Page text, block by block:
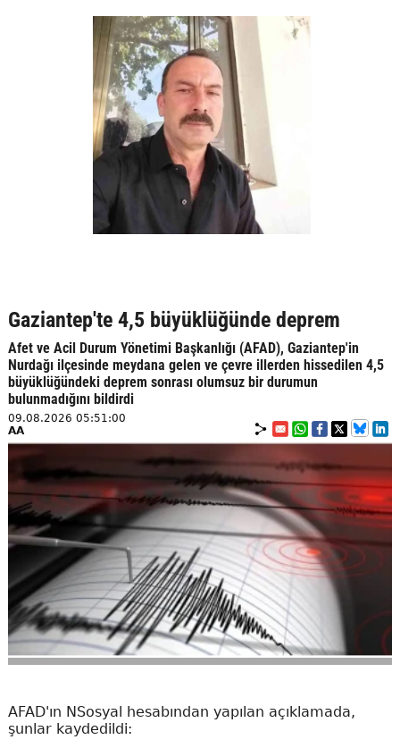
Gaziantep'te 4,5 büyüklüğünde deprem
Afet ve Acil Durum Yönetimi Başkanlığı (AFAD), Gaziantep'in
Nurdağı ilçesinde meydana gelen ve çevre illerden hissedilen 4,5
büyüklüğündeki deprem sonrası olumsuz bir durumun
bulunmadığını bildirdi
09.08.2026 05:51:00
AA
AFAD'ın NSosyal hesabından yapılan açıklamada,
şunlar kaydedildi: